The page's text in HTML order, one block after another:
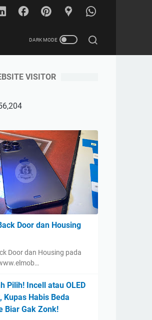
VISITOR
Door dan Housing
Door dan Housing pada
Pilih! Incell atau OLED
Habis Beda
Biar Gak Zonk!